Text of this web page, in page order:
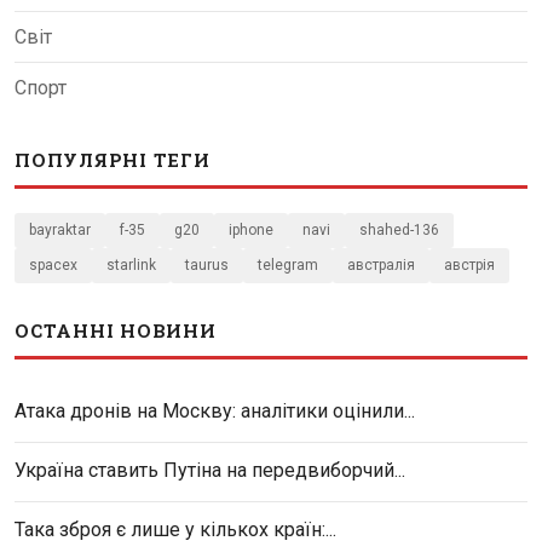
Світ
Спорт
ПОПУЛЯРНІ ТЕГИ
bayraktar f-35 g20 iphone navi shahed-136
spacex starlink taurus telegram австралія австрія
ОСТАННІ НОВИНИ
Атака дронів на Москву: аналітики оцінили...
Україна ставить Путіна на передвиборчий...
Така зброя є лише у кількох країн:...